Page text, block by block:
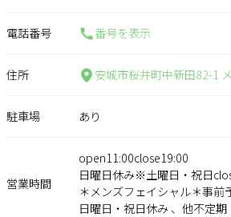
電話番号 番号を表示
住所 安城市桜井町中新田82-1
駐車場 あり
営業時間
open11:00close19:00
日曜日休み※土曜日・祝日
＊メンズフェイシャル＊事
日曜日・祝日休み 、他不定期